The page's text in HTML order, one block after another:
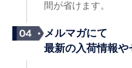
間が省けます。
メルマガにて
最新の入荷情報